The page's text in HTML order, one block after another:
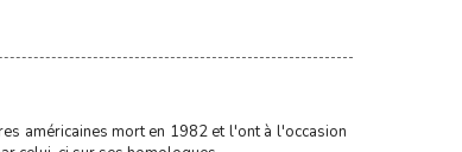
américaines mort en 1982 et l'ont à l'occasion